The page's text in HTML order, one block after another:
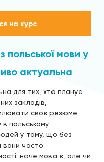
на курс
польської мови у
актуальна
для тих, хто планує
закладів,
своє резюме
в польському
у тому, що без
вони часто
наче мова є, але чи